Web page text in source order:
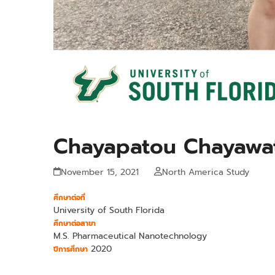
Chayapatou
November 15, 2021 North America Study
ศึกษาต่อที่
University of South Florida
ศึกษาต่อสาขา
M.S. Pharmaceutical Nanotechnology
ปีการศึกษา 2020